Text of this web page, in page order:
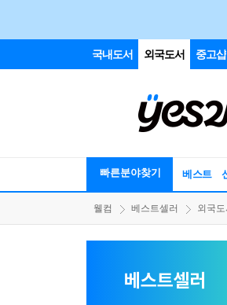
국내도서 외국도서 중고샵
빠른분야찾기 베스트
웰컴 베스트셀러 외국도
베스트셀러